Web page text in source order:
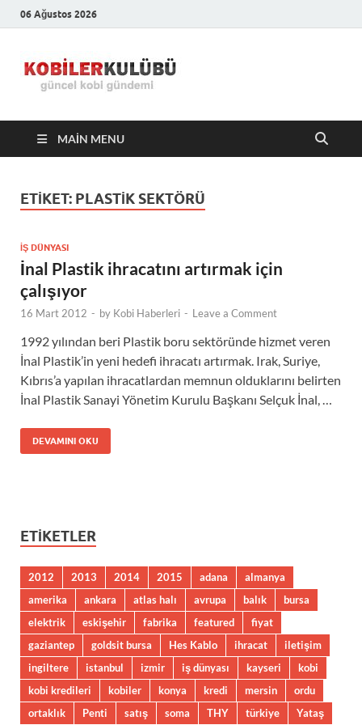
06 Ağustos 2026
Kulübü –
En Güncel
Kobi
MAIN MENU
ETIKET: PLASTIK SEKTÖRÜ
İŞ DÜNYASI
İnal Plastik ihracatını artırmak için
çalışıyor
16 Mart 2012 - by Kobi Haberleri - Leave a Comment
1992 yılından beri Plastik boru sektöründe hizmet veren
İnal Plastik’in yeni hedefi ihracatı artırmak. Irak, Suriye,
Kıbrıs’a yapılan ihracatlardan memnun olduklarını belirten
İnal Plastik Sanayi Yönetim Kurulu Başkanı Selçuk İnal, …
DEVAMINI OKU
ETIKETLER
2012 2013 2014 2015 adana
almanya
amerika
ankara atlas halı avrupa balık
bursa
elektrik
eskişehir fabrika featured
fiyat
gaziantep
goldsit bursa Hes Kablo ihracat
iletişim
ingiltere
istanbul izmir iş dünyası kayseri
kobi
kobi kredileri
kobiler konya kredi mersin
ordu
ortaklık
Penti satış soma THY türkiye Yataş